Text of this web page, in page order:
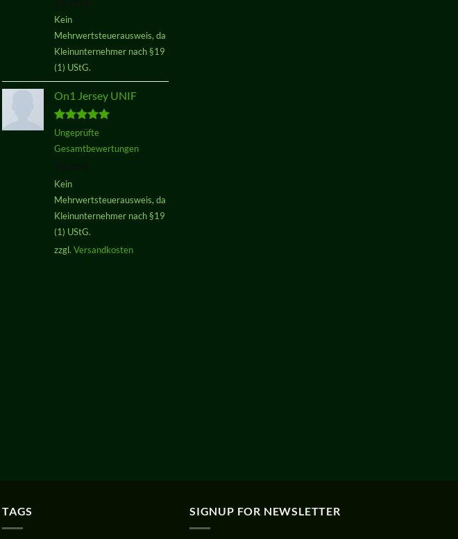
Kein
Mehrwertsteuerausweis, da
Kleinunternehmer nach §19
(1) UStG.
On1 Jersey UNIF
Bewertet
von 5
Ungeprüfte
Gesamtbewertungen
Kein
Mehrwertsteuerausweis, da
Kleinunternehmer nach §19
(1) UStG.
zzgl. Versandkosten
TAGS SIGNUP FOR NEWSLETTER